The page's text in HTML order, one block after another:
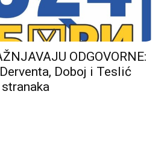
ODGOVORNE:
Doboj i Teslić